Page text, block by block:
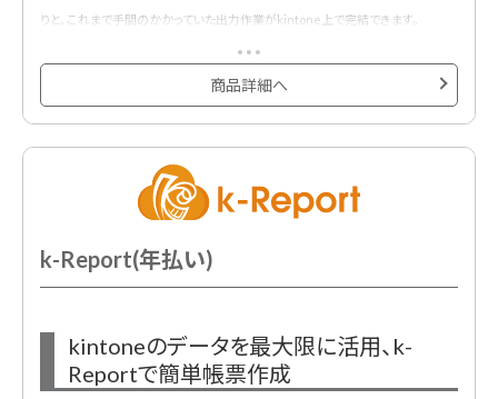
りと、これまで手間のかかっていた出力作業がkintone上で完結できます。
商品詳細へ
k-Report(年払い)
kintoneのデータを最大限に活用、k-
Reportで簡単帳票作成